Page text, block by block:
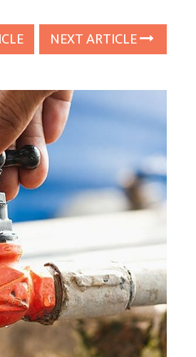
NEXT ARTICLE